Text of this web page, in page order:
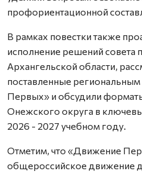
профориентационной
В рамках повестки также
исполнение решений совета
Архангельской области,
поставленные
Первых» и обсудили
Онежского округа в
2026 - 2027 учебном году.
Отметим, что «Движение
общероссийское движение